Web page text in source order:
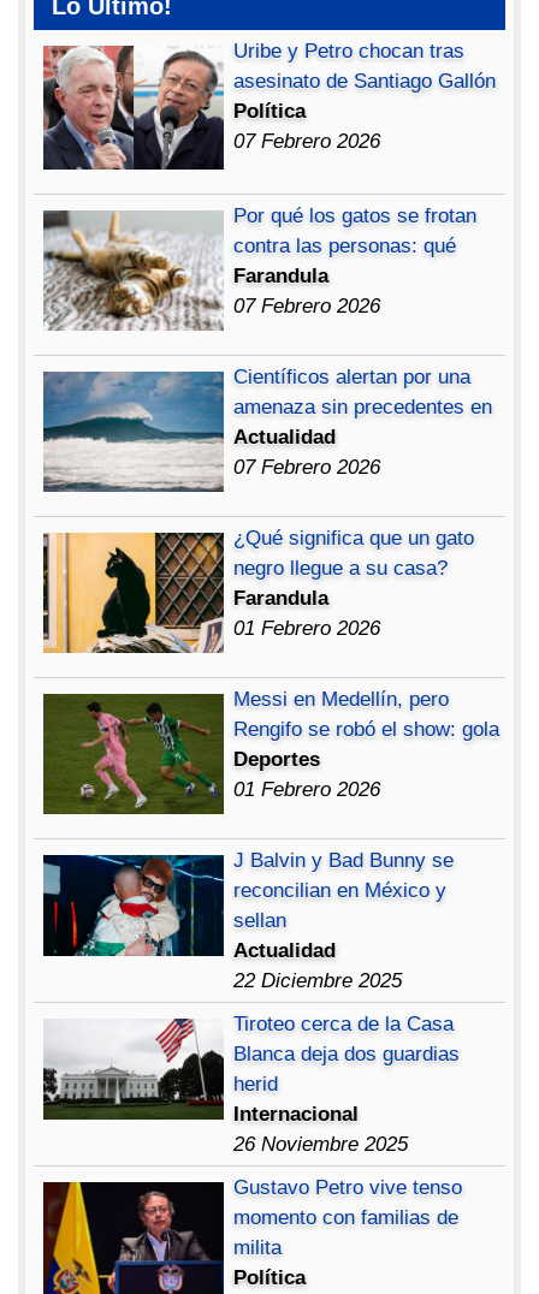
Lo Ultimo!
Uribe y Petro chocan tras
asesinato de Santiago Gallón
Política
07 Febrero 2026
Por qué los gatos se frotan
contra las personas: qué
Farandula
07 Febrero 2026
Científicos alertan por una
amenaza sin precedentes en
Actualidad
07 Febrero 2026
¿Qué significa que un gato
negro llegue a su casa?
Farandula
01 Febrero 2026
Messi en Medellín, pero
Rengifo se robó el show: gola
Deportes
01 Febrero 2026
J Balvin y Bad Bunny se
reconcilian en México y
sellan
Actualidad
22 Diciembre 2025
Tiroteo cerca de la Casa
Blanca deja dos guardias
herid
Internacional
26 Noviembre 2025
Gustavo Petro vive tenso
momento con familias de
milita
Política